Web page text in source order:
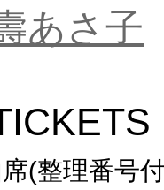
あさ子
席(整理番号